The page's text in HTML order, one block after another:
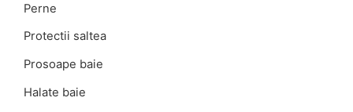
Perne
Protectii saltea
Prosoape baie
Halate baie